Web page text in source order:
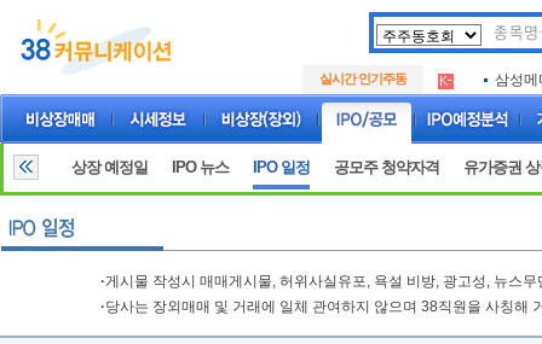
실시간 인기주동
.
두나무
삼성메
.
두나무
루켄테
상장 예정일 IPO 뉴스 IPO 일정 공모주 청약자격 유가증권
·게시물 작성시 매매게시물, 허위사실유포, 욕설 비방, 광고성, 뉴스
·당사는 장외매매 및 거래에 일체 관여하지 않으며 38직원을 사칭해